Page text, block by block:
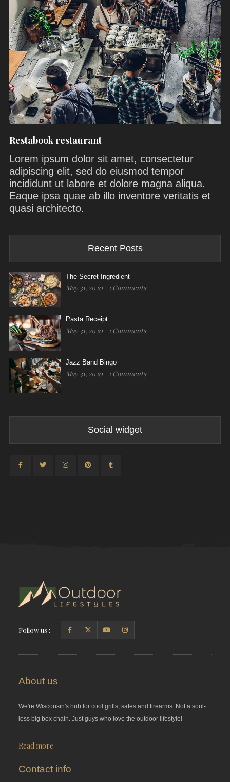
Restabook restaurant
Lorem ipsum dolor sit amet, consectetur
adipiscing elit, sed do eiusmod tempor
incididunt ut labore et dolore magna aliqua.
Eaque ipsa quae ab illo inventore veritatis et
quasi architecto.
Recent Posts
The Secret Ingredient
May 31, 2020 2 Comments
Pasta Receipt
May 31, 2020 2 Comments
Jazz Band Bingo
May 31, 2020 2 Comments
Social widget
Follow us :
About us
We're Wisconsin's hub for cool grills, safes and firearms. Not a soul-
less big box chain. Just guys who love the outdoor lifestyle!
Read more
Contact info